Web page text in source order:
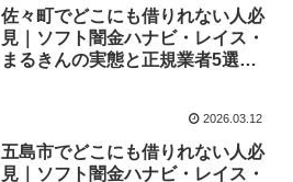
佐々町でどこにも借りれない人必
見｜ソフト闇金ハナビ・レイス・
まるきんの実態と正規業者5選
2026.03.12
五島市でどこにも借りれない人必
見｜ソフト闇金ハナビ・レイス・